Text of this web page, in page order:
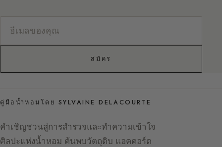
สมัคร
คู่มือน้ำหอมโดย SYLVAINE DELACOURTE
คำเชิญชวนสู่การสำรวจและทำความเข้าใจ
ศิลปะแห่งน้ำหอม ค้นพบวัตถุดิบ แอคคอร์ด